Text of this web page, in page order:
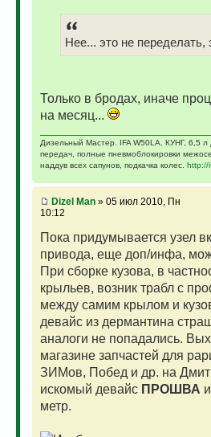
Нее... это не переделать,
Только в бродах, иначе
на месяц...
Дизельный Мастер. IFA W50LA, КУНГ, 6,5 л
передач, полные пневмоблокировки
наддув всех сапунов, подкачка колес. http://
Dizel Man» 05 июл 2010, Пн
10:12
Пока придумывается узел
привода, еще доп/инфа,
При сборке кузова, в
крыльев, возник трабл с
между самим крылом и
девайс из дермантина
аналоги не попадались.
магазине запчастей для
ЗИМов, Побед и др. на
искомый девайс ПРОШВА
метр.